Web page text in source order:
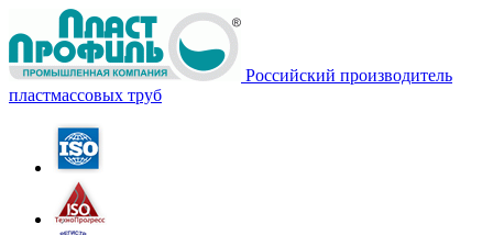
Российский производитель
пластмассовых труб